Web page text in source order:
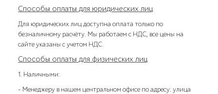
Способы оплаты для юридических лиц
Для юридических лиц доступна оплата только по
безналичному расчёту. Мы работаем с НДС, все цены на
сайте указаны с учетом НДС.
Способы оплаты для физических лиц
1. Наличными:
- Менеджеру в нашем центральном офисе по адресу: улица